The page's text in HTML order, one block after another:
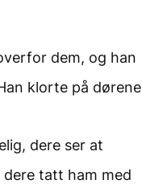
dem, og han
klorte på dørene
dere ser at
tatt ham med